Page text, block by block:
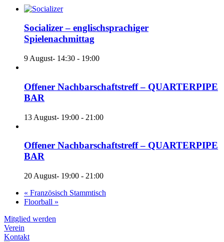
Socializer – englischsprachiger
Spielenachmittag
9 August- 14:30 - 19:00
Offener Nachbarschaftstreff – QUARTERPIPE
BAR
13 August- 19:00 - 21:00
Offener Nachbarschaftstreff – QUARTERPIPE
BAR
20 August- 19:00 - 21:00
« Französisch Stammtisch
Floorball »
Mitglied werden
Verein
Kontakt